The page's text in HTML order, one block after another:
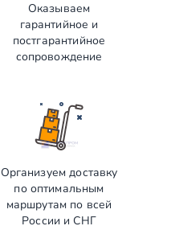
Оказываем
гарантийное и
постгарантийное
сопровождение
Организуем доставку
по оптимальным
маршрутам по всей
России и СНГ